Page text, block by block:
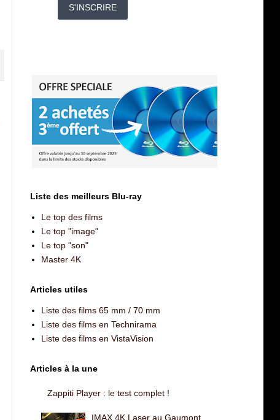
S'INSCRIRE
Liste des meilleurs Blu-ray
Le top des films
Le top "image"
Le top "son"
Master 4K
Articles utiles
Liste des films 65 mm / 70 mm
Liste des films en Technirama
Liste des films en VistaVision
Articles à la une
Zappiti Player : le test complet !
IMAX 4K Laser au Gaumont